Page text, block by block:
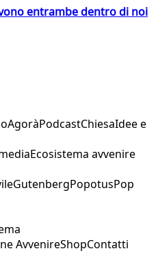
entrambe dentro di noi
AgoràPodcastChiesaIdee e
Ecosistema avvenire
GutenbergPopotusPop
AvvenireShopContatti